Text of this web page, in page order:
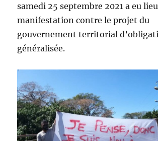
samedi 25 septembre 2021 a eu
manifestation contre le projet du
gouvernement territorial
généralisée.